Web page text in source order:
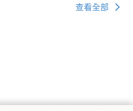
查看全部